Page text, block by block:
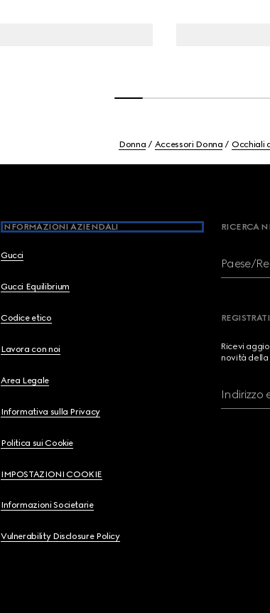
Donna Accessori Donna Occhiali
INFORMAZIONI AZIENDALI
Gucci
Gucci Equilibrium
Codice etico
Lavora con noi
Area Legale
Informativa sulla Privacy
Politica sui Cookie
IMPOSTAZIONI COOKIE
Informazioni Societarie
Vulnerability Disclosure Policy
RICERCA
Paese/
Ricevi
novità della
Indirizzo